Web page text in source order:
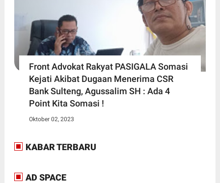
Front Advokat Rakyat PASIGALA Somasi
Kejati Akibat Dugaan Menerima CSR
Bank Sulteng, Agussalim SH : Ada 4
Point Kita Somasi !
Oktober 02, 2023
KABAR TERBARU
AD SPACE